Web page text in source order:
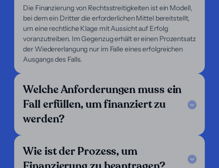
Die Finanzierung von Rechtsstreitigkeiten ist ein Modell,
bei dem ein Dritter die erforderlichen Mittel bereitstellt,
um eine rechtliche Klage mit Aussicht auf Erfolg
voranzutreiben. Im Gegenzug erhält er einen Prozentsatz
der Wiedererlangung nur im Falle eines erfolgreichen
Ausgangs des Falls.
Welche Anforderungen muss ein
Fall erfüllen, um finanziert zu
werden?
Wie ist der Prozess, um
Unsere Dienstleistungen
Unser Fokus
Über uns
Für Anwälte
Für Kläger
FAQ
Unsere Kriterien
Kontaktieren Sie uns
Wir sind tätig in: